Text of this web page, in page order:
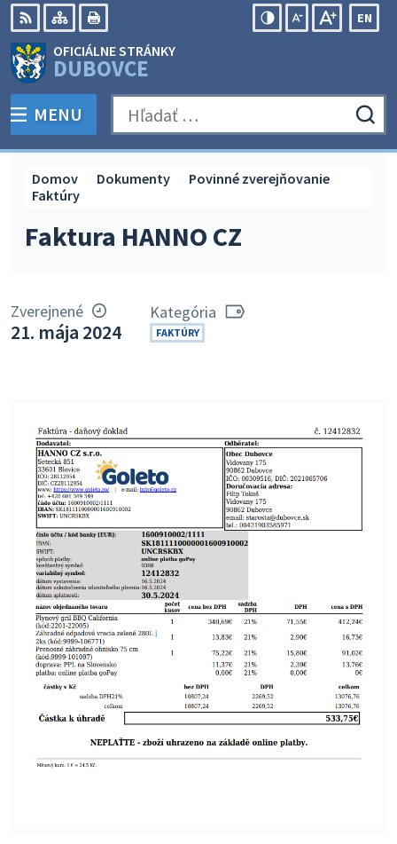
Preskočiť
na
obsah
RSS Mapa
EN
OFICIÁLNE STRÁNKY
DUBOVCE
PREPNÚŤ
MENU Hľadať:
Faktura HANNO CZ
Domov Dokumenty
Povinné zverejňovanie
Faktúry
Zverejnené
21. mája 2024
Kategória
FAKTÚRY